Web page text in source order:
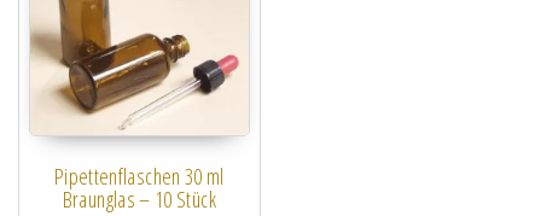
Pipettenflaschen 30 ml
Braunglas – 10 Stück